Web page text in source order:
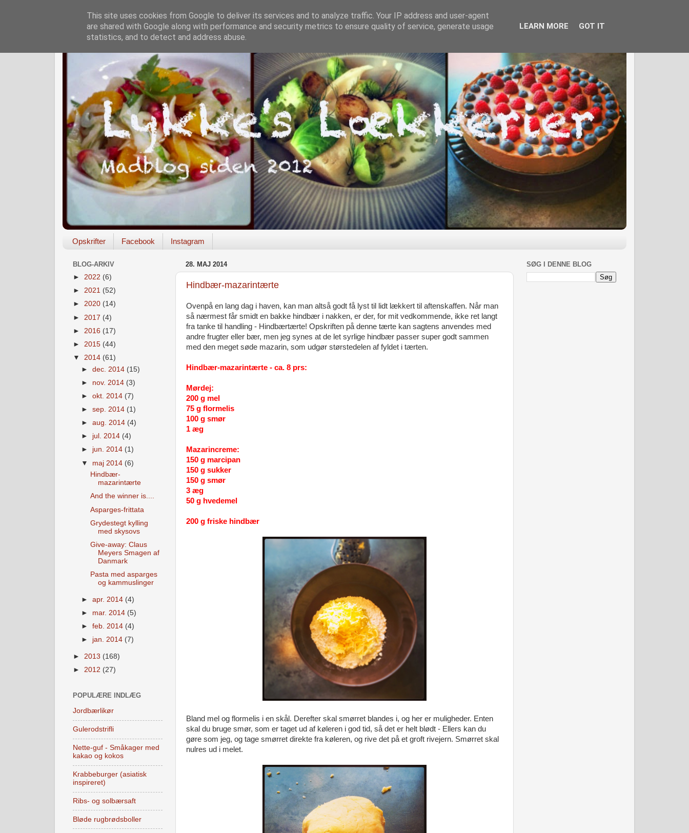
Opskrifter Facebook Instagram
28. MAJ 2014
Hindbær-mazarintærte
Ovenpå en lang dag i haven, kan man altså godt få lyst til lidt lækkert til aftenskaffen. Når man
så nærmest får smidt en bakke hindbær i nakken, er der, for mit vedkommende, ikke ret langt
fra tanke til handling - Hindbærtærte! Opskriften på denne tærte kan sagtens anvendes med
andre frugter eller bær, men jeg synes at de let syrlige hindbær passer super godt sammen
med den meget søde mazarin, som udgør størstedelen af fyldet i tærten.
Hindbær-mazarintærte - ca. 8 prs:
Mørdej:
200 g mel
75 g flormelis
100 g smør
1 æg
Mazarincreme:
150 g marcipan
150 g sukker
150 g smør
3 æg
50 g hvedemel
200 g friske hindbær
Bland mel og flormelis i en skål. Derefter skal smørret blandes i, og her er muligheder. Enten
skal du bruge smør, som er taget ud af køleren i god tid, så det er helt blødt - Ellers kan du
gøre som jeg, og tage smørret direkte fra køleren, og rive det på et groft rivejern. Smørret skal
nulres ud i melet.
BLOG-ARKIV
► 2022 (6)
► 2021 (52)
► 2020 (14)
► 2017 (4)
► 2016 (17)
► 2015 (44)
▼ 2014 (61)
►dec. 2014 (15)
► nov. 2014 (3)
►okt. 2014 (7)
►sep. 2014 (1)
►aug. 2014 (4)
► jul. 2014 (4)
► jun. 2014 (1)
▼ maj 2014 (6)
Hindbær-
mazarintærte
And the winner is....
Asparges-frittata
Grydestegt kylling
med skysovs
Give-away: Claus
Meyers Smagen af
Danmark
Pasta med asparges
og kammuslinger
►apr. 2014 (4)
► mar. 2014 (5)
►feb. 2014 (4)
► jan. 2014 (7)
► 2013 (168)
► 2012 (27)
POPULÆRE INDLÆG
Jordbærlikør
Gulerodstrifli
Nette-guf - Småkager med
kakao og kokos
Krabbeburger (asiatisk
inspireret)
Ribs- og solbærsaft
Bløde rugbrødsboller
SØG I DENNE BLOG
This site uses cookies from Google to deliver its services and to analyze traffic. Your IP address and user-agent
are shared with Google along with performance and security metrics to ensure quality of service, generate usage
statistics, and to detect and address abuse.
LEARN MORE GOT IT